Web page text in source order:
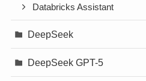
Databricks Assistant
DeepSeek
DeepSeek GPT-5